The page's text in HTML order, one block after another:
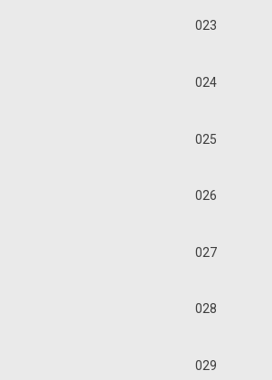
023
024
025
026
027
028
029